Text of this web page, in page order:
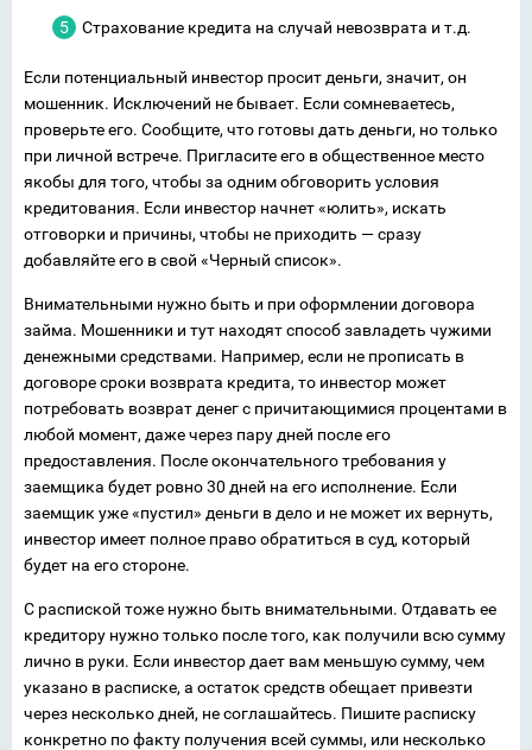
Страхование кредита на случай невозврата и т.д.
Если потенциальный инвестор просит деньги, значит, он
мошенник. Исключений не бывает. Если сомневаетесь,
проверьте его. Сообщите, что готовы дать деньги, но только
при личной встрече. Пригласите его в общественное место
якобы для того, чтобы за одним обговорить условия
кредитования. Если инвестор начнет «юлить», искать
отговорки и причины, чтобы не приходить — сразу
добавляйте его в свой «Черный список».
Внимательными нужно быть и при оформлении договора
займа. Мошенники и тут находят способ завладеть чужими
денежными средствами. Например, если не прописать в
договоре сроки возврата кредита, то инвестор может
потребовать возврат денег с причитающимися процентами в
любой момент, даже через пару дней после его
предоставления. После окончательного требования у
заемщика будет ровно 30 дней на его исполнение. Если
заемщик уже «пустил» деньги в дело и не может их вернуть,
инвестор имеет полное право обратиться в суд, который
будет на его стороне.
С распиской тоже нужно быть внимательными. Отдавать ее
кредитору нужно только после того, как получили всю сумму
лично в руки. Если инвестор дает вам меньшую сумму, чем
указано в расписке, а остаток средств обещает привезти
через несколько дней, не соглашайтесь. Пишите расписку
конкретно по факту получения всей суммы, или несколько